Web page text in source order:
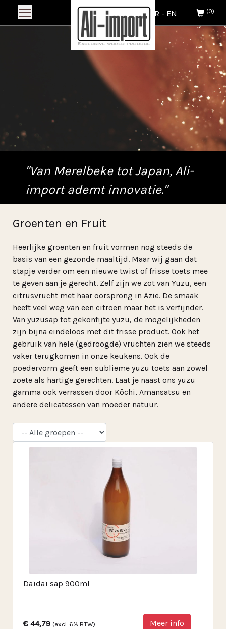
(0)
NL- FR - EN
"Van Merelbeke tot Japan, Ali-
import ademt innovatie."
Groenten en Fruit
Heerlijke groenten en fruit vormen nog steeds de
basis van een gezonde maaltijd. Maar wij gaan dat
stapje verder om een nieuwe twist of frisse toets mee
te geven aan je gerecht. Zelf zijn we zot van Yuzu, een
citrusvrucht met haar oorsprong in Azië. De smaak
heeft veel weg van een citroen maar het is verfijnder.
Van yuzusap tot gekonfijte yuzu, de mogelijkheden
zijn bijna eindeloos met dit frisse product. Ook het
gebruik van hele (gedroogde) vruchten zien we steeds
vaker terugkomen in onze keukens. Ook de
poedervorm geeft een sublieme yuzu toets aan zowel
zoete als hartige gerechten. Laat je naast ons yuzu
gamma ook verrassen door Kôchi, Amansatsu en
andere delicatessen van moeder natuur.
Daïdaï sap 900ml
€ 44,79 (excl. 6% BTW) Meer info